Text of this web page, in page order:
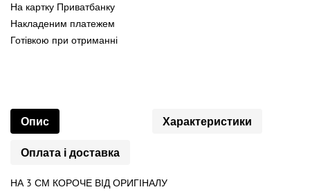
На картку Приватбанку
Накладеним платежем
Готівкою при отриманні
Опис Характеристики
Оплата і доставка
НА 3 СМ КОРОЧЕ ВІД ОРИГІНАЛУ